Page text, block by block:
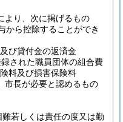
より、次に掲げるもの
から控除することができ
び貸付金の返済金
された職員団体の組合費
料及び損害保険料
市長が必要と認めるもの
若しくは責任の度又は勤